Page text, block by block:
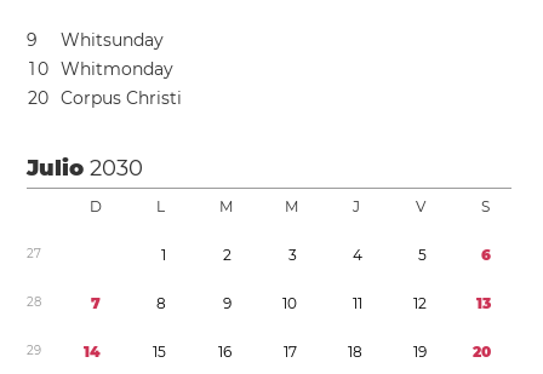
9
Whitsunday
10 Whitmonday
20 Corpus Christi
Julio2030
D L M M J V S
27 1 2 3 4 5 6
28 7 8 9 10 11 12 13
29 14 15 16 17 18 19 20